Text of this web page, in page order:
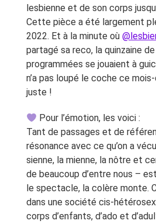
lesbienne et de son corps
Cette pièce a été largement
2022. Et à la minute où
partagé sa reco, la quinzaine
programmées se jouaient à
n’a pas loupé le coche ce
juste !
Pour l’émotion, les voici :
Tant de passages et de
résonance avec ce qu’on a
sienne, la mienne, la nôtre et
de beaucoup d’entre nous –
le spectacle, la colère monte.
dans une société cis-
corps d’enfants, d’ado et